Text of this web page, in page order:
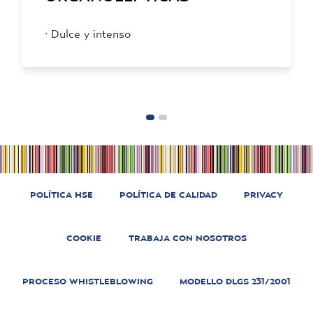
· Dulce y intenso
POLÍTICA HSE POLÍTICA DE CALIDAD PRIVACY
COOKIE TRABAJA CON NOSOTROS
PROCESO WHISTLEBLOWING MODELLO DLGS 231/2001